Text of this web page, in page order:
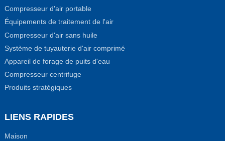
Compresseur d'air portable
Équipements de traitement de l'air
Compresseur d'air sans huile
Système de tuyauterie d'air comprimé
Appareil de forage de puits d'eau
Compresseur centrifuge
Produits stratégiques
LIENS RAPIDES
Maison